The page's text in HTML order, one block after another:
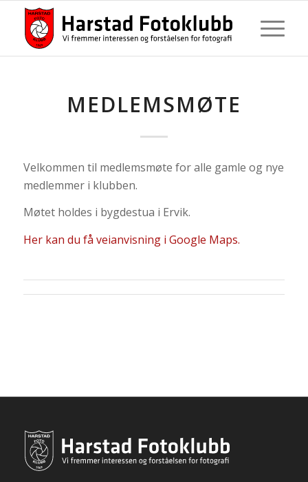
MEDLEMSMØTE
Velkommen til medlemsmøte for alle gamle og nye
medlemmer i klubben.
Møtet holdes i bygdestua i Ervik.
Her kan du få veianvisning i Google Maps.